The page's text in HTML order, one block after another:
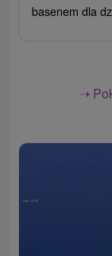
basenem dla
➝